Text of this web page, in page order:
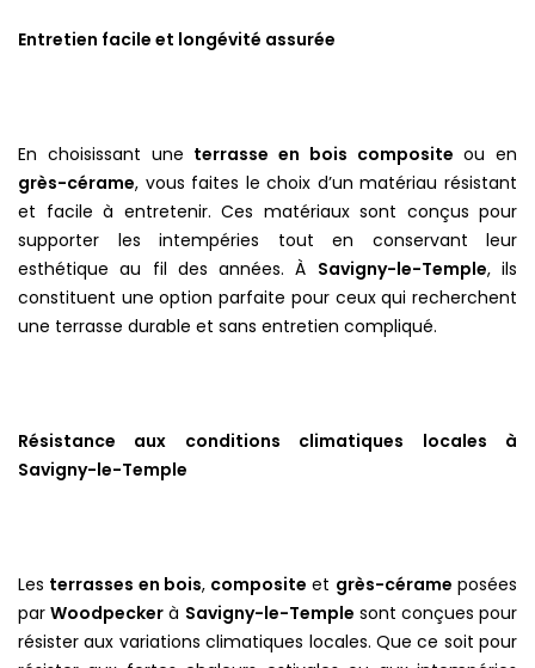
Entretien facile et longévité assurée
En choisissant une terrasse en bois composite ou en
grès-cérame, vous faites le choix d’un matériau résistant
et facile à entretenir. Ces matériaux sont conçus pour
supporter les intempéries tout en conservant leur
esthétique au fil des années. À Savigny-le-Temple, ils
constituent une option parfaite pour ceux qui recherchent
une terrasse durable et sans entretien compliqué.
Résistance aux conditions climatiques locales à
Savigny-le-Temple
Les terrasses en bois, composite et grès-cérame posées
parWoodpecker à Savigny-le-Temple sont conçues pour
résister aux variations climatiques locales. Que ce soit pour